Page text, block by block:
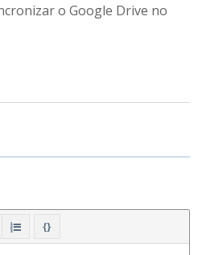
o Google Drive no
{}